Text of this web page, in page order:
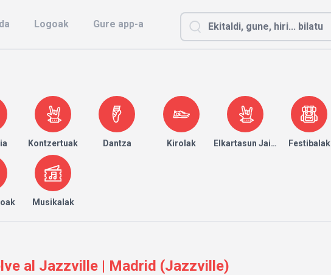
Logoak Gure app-a
Kontzertuak Dantza Kirolak Elkartasun JaialdiakFestibalak
Musikalak
al Jazzville | Madrid (Jazzville)